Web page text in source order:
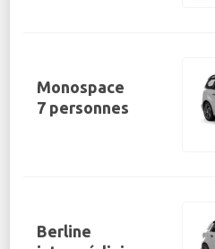
Monospace
7 personnes
Berline